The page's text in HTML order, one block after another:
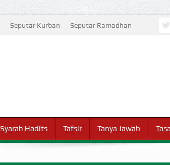
Seputar Kurban Seputar Ramadhan
Syarah Hadits Tafsir Tanya Jawab